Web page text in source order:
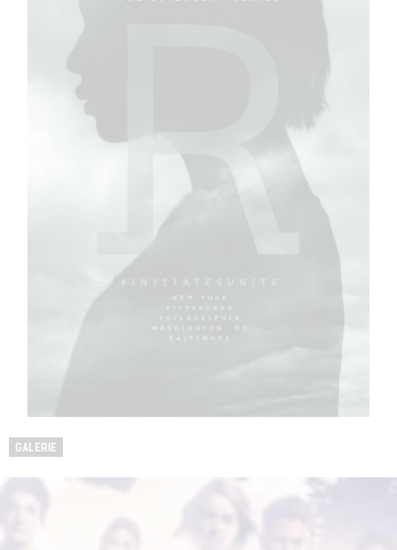
GALERIE